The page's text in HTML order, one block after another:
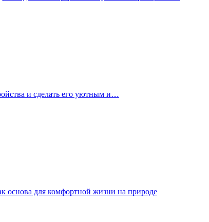
и сделать его уютным и…
основа для комфортной жизни на природе